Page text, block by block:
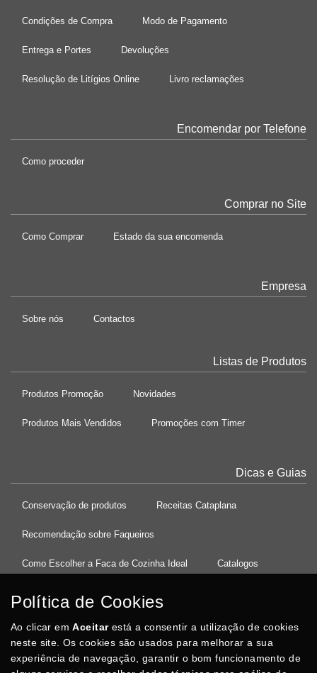
Condições de Compra Modo de Pagamento
Entrega e Portes Devoluções
Resolução de Litígios Online Livro reclamações
Encomendar por Telefone
Como proceder
Comprar no Site
Como Comprar Estado da sua encomenda
Empresa
Sobre nós Contactos
Listas de Produtos
Produtos Promoção Novidades
Produtos Mais Vendidos Promoções com Timer
Dicas e Guias
Conservação de produtos Receitas Cataplana
Recomendação sobre Faqueiros
Como Escolher a Faca de Cozinha Ideal Catalogos
37°08'27.5"N 8°32'13.9"W
Posso Ajudar?
Política de Cookies
Ao clicar emAceitarestá a consentir a utilização de cookies
neste site. Os cookies são usados para melhorar a sua
experiência de navegação, garantir o bom funcionamento de